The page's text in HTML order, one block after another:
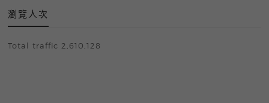
瀏覽人次
Total traffic 2,610,128